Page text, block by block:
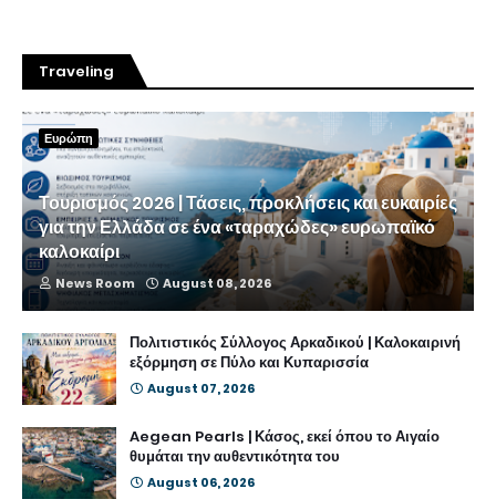
Traveling
Ευρώπη
Τουρισμός 2026 | Τάσεις, προκλήσεις και ευκαιρίες
για την Ελλάδα σε ένα «ταραχώδες» ευρωπαϊκό
καλοκαίρι
News Room August 08, 2026
Πολιτιστικός Σύλλογος Αρκαδικού | Καλοκαιρινή
εξόρμηση σε Πύλο και Κυπαρισσία
August 07, 2026
Aegean Pearls | Κάσος, εκεί όπου το Αιγαίο
θυμάται την αυθεντικότητα του
August 06, 2026